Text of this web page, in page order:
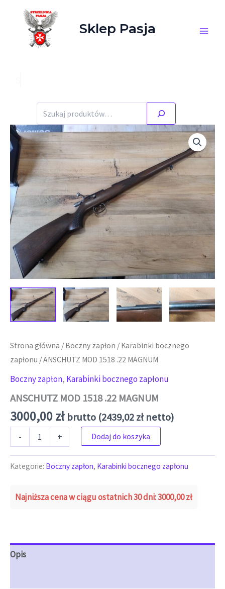
Sklep Pasja
Strona główna / Boczny zapłon / Karabinki bocznego
zapłonu / ANSCHUTZ MOD 1518 .22 MAGNUM
Boczny zapłon, Karabinki bocznego zapłonu
ANSCHUTZ MOD 1518 .22 MAGNUM
3000,00zł brutto (2439,02złnetto)
-
ilość ANSCHUTZ MOD 1518 .22 MAGNUM
+ Dodaj do koszyka
Kategorie: Boczny zapłon, Karabinki bocznego zapłonu
Najniższa cena w ciągu ostatnich 30 dni:3000,00zł
Opis